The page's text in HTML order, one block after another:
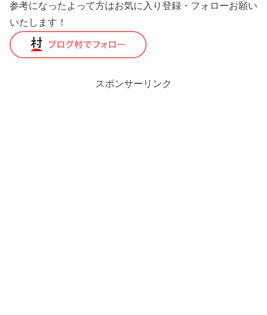
参考になったよって方はお気に入り登録・フォローお願い
いたします！
スポンサーリンク